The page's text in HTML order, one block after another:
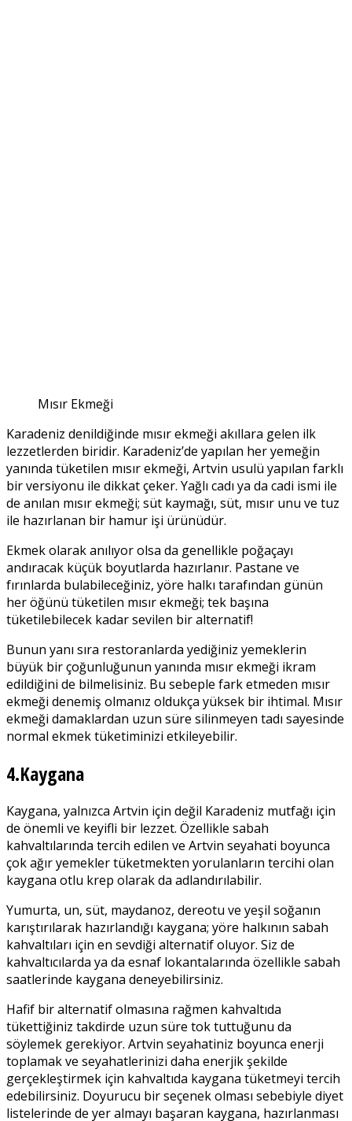
Mısır Ekmeği
Karadeniz denildiğinde mısır ekmeği akıllara gelen ilk
lezzetlerden biridir. Karadeniz’de yapılan her yemeğin
yanında tüketilen mısır ekmeği, Artvin usulü yapılan farklı
bir versiyonu ile dikkat çeker. Yağlı cadı ya da cadi ismi ile
de anılan mısır ekmeği; süt kaymağı, süt, mısır unu ve tuz
ile hazırlanan bir hamur işi ürünüdür.
Ekmek olarak anılıyor olsa da genellikle poğaçayı
andıracak küçük boyutlarda hazırlanır. Pastane ve
fırınlarda bulabileceğiniz, yöre halkı tarafından günün
her öğünü tüketilen mısır ekmeği; tek başına
tüketilebilecek kadar sevilen bir alternatif!
Bunun yanı sıra restoranlarda yediğiniz yemeklerin
büyük bir çoğunluğunun yanında mısır ekmeği ikram
edildiğini de bilmelisiniz. Bu sebeple fark etmeden mısır
ekmeği denemiş olmanız oldukça yüksek bir ihtimal. Mısır
ekmeği damaklardan uzun süre silinmeyen tadı sayesinde
normal ekmek tüketiminizi etkileyebilir.
4.Kaygana
Kaygana, yalnızca Artvin için değil Karadeniz mutfağı için
de önemli ve keyifli bir lezzet. Özellikle sabah
kahvaltılarında tercih edilen ve Artvin seyahati boyunca
çok ağır yemekler tüketmekten yorulanların tercihi olan
kaygana otlu krep olarak da adlandırılabilir.
Yumurta, un, süt, maydanoz, dereotu ve yeşil soğanın
karıştırılarak hazırlandığı kaygana; yöre halkının sabah
kahvaltıları için en sevdiği alternatif oluyor. Siz de
kahvaltıcılarda ya da esnaf lokantalarında özellikle sabah
saatlerinde kaygana deneyebilirsiniz.
Hafif bir alternatif olmasına rağmen kahvaltıda
tükettiğiniz takdirde uzun süre tok tuttuğunu da
söylemek gerekiyor. Artvin seyahatiniz boyunca enerji
toplamak ve seyahatlerinizi daha enerjik şekilde
gerçekleştirmek için kahvaltıda kaygana tüketmeyi tercih
edebilirsiniz. Doyurucu bir seçenek olması sebebiyle diyet
listelerinde de yer almayı başaran kaygana, hazırlanması